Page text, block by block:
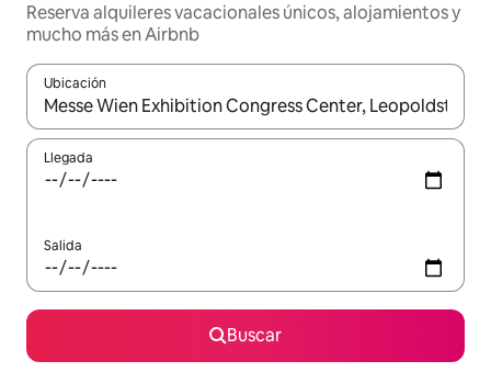
Reserva alquileres vacacionales únicos, alojamientos y
mucho más en Airbnb
Ubicación
Cuando los resultados estén disponibles, navega con las
Llegada
Salida
Buscar